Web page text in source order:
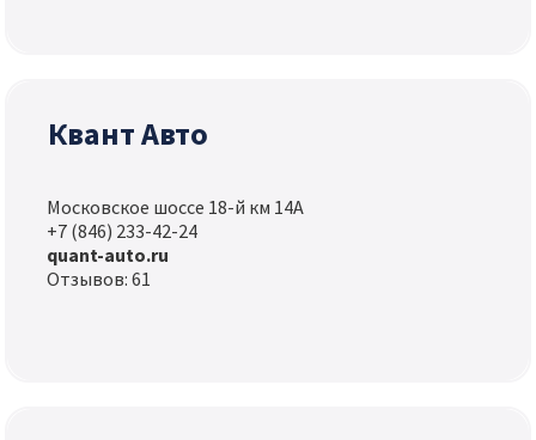
Квант Авто
Московское шоссе 18-й км 14А
+7 (846) 233-42-24
quant-auto.ru
Отзывов: 61